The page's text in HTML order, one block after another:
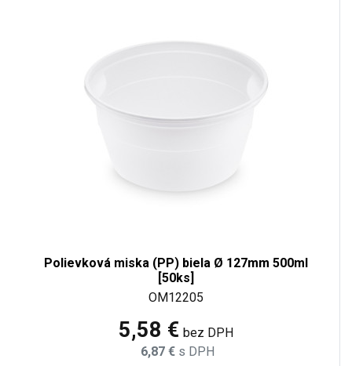
Polievková miska (PP) biela Ø 127mm 500ml
[50ks]
OM12205
5,58 € bez DPH
6,87 € s DPH